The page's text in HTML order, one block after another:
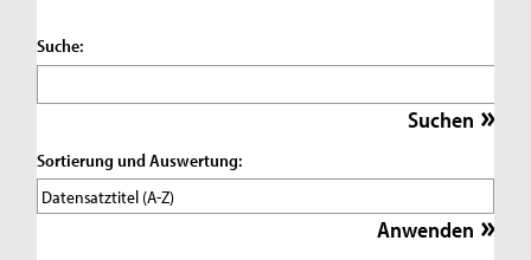
Suche:
Sortierung und Auswertung: